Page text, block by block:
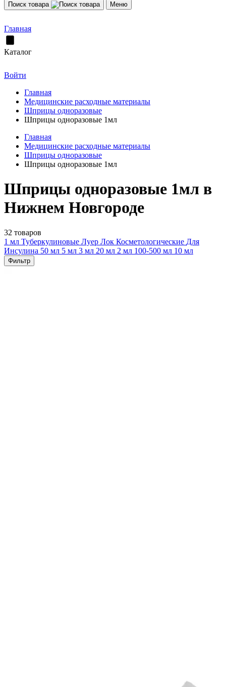
Поиск товара Меню
Главная
Каталог
Войти
Главная
Медицинские расходные материалы
Шприцы одноразовые
Шприцы одноразовые 1мл
Главная
Медицинские расходные материалы
Шприцы одноразовые
Шприцы одноразовые 1мл
Шприцы одноразовые 1мл в
Нижнем Новгороде
32 товаров
1 мл Туберкулиновые Луер Лок Косметологические Для
Инсулина 50 мл 5 мл 3 мл 20 мл 2 мл 100-500 мл 10 мл
Фильтр